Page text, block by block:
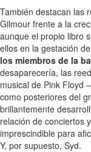
También destacan las
Gilmour frente a la
aunque el propio libro
ellos en la gestación
los miembros de la
desaparecería, las
musical de Pink Floyd
como posteriores del
brillantemente
relación de conciertos
imprescindible para
Y, por supuesto, Syd.